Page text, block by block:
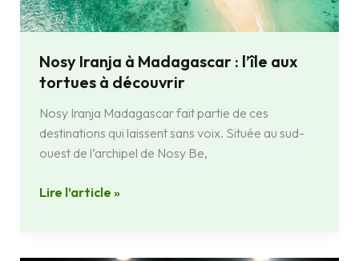
Nosy Iranja à Madagascar : l’île aux
tortues à découvrir
Nosy Iranja Madagascar fait partie de ces
destinations qui laissent sans voix. Située au sud-
ouest de l’archipel de Nosy Be,
Lire l’article »